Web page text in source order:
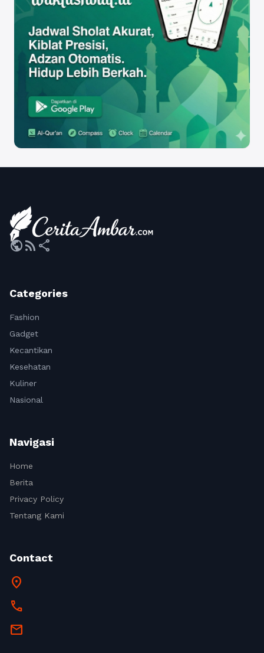
publicrss_feed share
Categories
Fashion
Gadget
Kecantikan
Kesehatan
Kuliner
Nasional
Navigasi
Home
Berita
Privacy Policy
Tentang Kami
Contact
location_on
call
mail